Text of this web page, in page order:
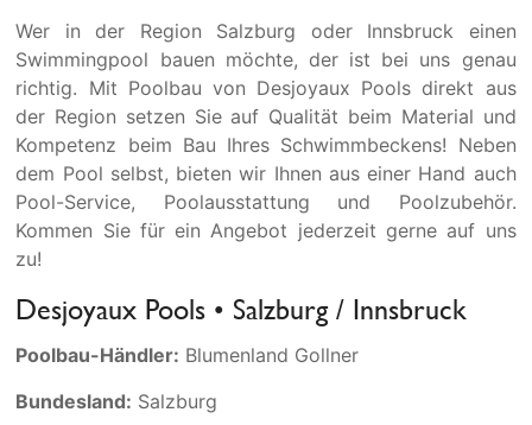
Wer in der Region Salzburg oder Innsbruck einen
Swimmingpool bauen möchte, der ist bei uns genau
richtig. Mit Poolbau von Desjoyaux Pools direkt aus
der Region setzen Sie auf Qualität beim Material und
Kompetenz beim Bau Ihres Schwimmbeckens! Neben
dem Pool selbst, bieten wir Ihnen aus einer Hand auch
Pool-Service, Poolausstattung und Poolzubehör.
Kommen Sie für ein Angebot jederzeit gerne auf uns
zu!
Desjoyaux Pools • Salzburg / Innsbruck
Poolbau-Händler: Blumenland Gollner
Bundesland: Salzburg